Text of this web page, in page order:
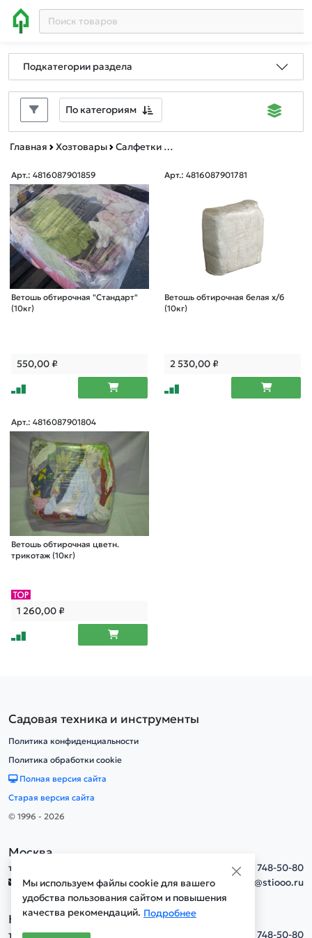
Подкатегории раздела
По категориям
Главная Хозтовары Салфетки технические, ветошь
Арт.: 4816087901859
Ветошь обтирочная "Стандарт"
(10кг)
550,00₽
Арт.: 4816087901781
Ветошь обтирочная белая х/б
(10кг)
2 530,00₽
Арт.: 4816087901804
Ветошь обтирочная цветн.
трикотаж (10кг)
1 260,00₽
Мы используем файлы cookie для вашего
удобства пользования сайтом и повышения
качества рекомендаций. Подробнее
Садовая техника и инструменты
Политика конфиденциальности
Политика обработки cookie
Полная версия сайта
Старая версия сайта
© 1996 - 2026
Москва
тел.
+7(495) 748-50-80
info@stiooo.ru
Новосибирск
тел. +7(495) 748-50-80